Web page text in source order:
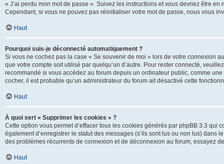
« J’ai perdu mon mot de passe ». Suivez les instructions et vous devriez être
Cependant, si vous ne pouvez pas réinitialiser votre mot de passe, nous vous
Haut
Pourquoi suis-je déconnecté automatiquement ?
Si vous ne cochez pas la case « Se souvenir de moi » lors de votre connexion
que votre compte soit utilisé par quelqu’un d’autre. Pour rester connecté,
recommandé si vous accédez au forum depuis un ordinateur public, comme
cocher, il est probable qu’un administrateur du forum ait désactivé cette
Haut
À quoi sert « Supprimer les cookies » ?
Cette option vous permet d’effacer tous les cookies générés par phpBB 3.3
également d’enregistrer le statut des messages (s’ils sont lus ou non lus)
des problèmes récurrents de connexion et de déconnexion au forum, essayez
Haut